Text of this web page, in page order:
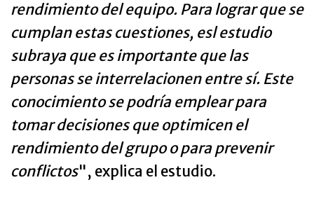
rendimiento del equipo. Para lograr que se
cumplan estas cuestiones, esl estudio
subraya que es importante que las
personas se interrelacionen entre sí. Este
conocimiento se podría emplear para
tomar decisiones que optimicen el
rendimiento del grupo o para prevenir
conflictos", explica el estudio.